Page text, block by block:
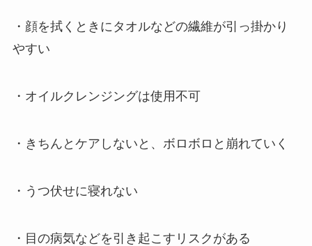
・顔を拭くときにタオルなどの繊維が引っ掛かり
やすい
・オイルクレンジングは使用不可
・きちんとケアしないと、ボロボロと崩れていく
・うつ伏せに寝れない
・目の病気などを引き起こすリスクがある